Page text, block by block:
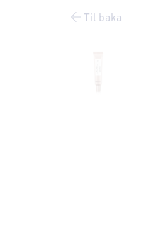
Til baka